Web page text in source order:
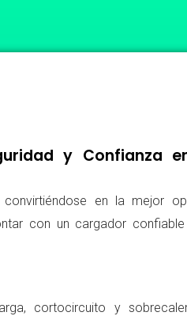
y Confianza
en la mejor
con un cargador
cortocircuito y